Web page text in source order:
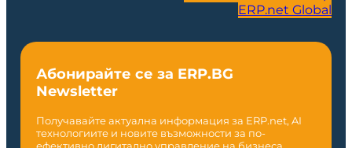
ERP.net Global
Абонирайте се за ERP.BG
Newsletter
Получавайте актуална информация за ERP.net, AI
технологиите и новите възможности за по-